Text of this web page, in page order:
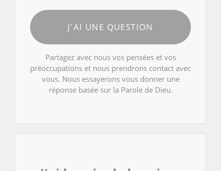
J'AI UNE QUESTION
Partagez avec nous vos pensées et vos
préoccupations et nous prendrons contact avec
vous. Nous essayerons vous donner une
réponse basée sur la Parole de Dieu.